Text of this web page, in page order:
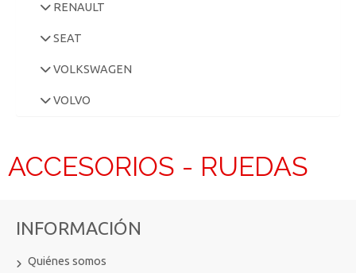
RENAULT
SEAT
VOLKSWAGEN
VOLVO
ACCESORIOS - RUEDAS
INFORMACIÓN
Quiénes somos